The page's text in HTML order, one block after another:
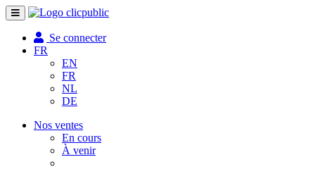
Toggle
navigation
Se connecter
FR
EN
FR
NL
DE
Nos ventes
En cours
À venir